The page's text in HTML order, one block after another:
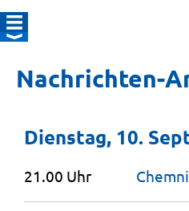
Nachrichten-
Dienstag, 10.
21.00 Uhr